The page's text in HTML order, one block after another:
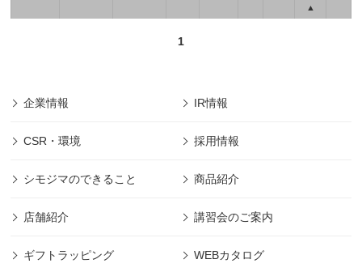
▲
1
企業情報 IR情報
CSR・環境 採用情報
シモジマのできること 商品紹介
店舗紹介 講習会のご案内
ギフトラッピング WEBカタログ